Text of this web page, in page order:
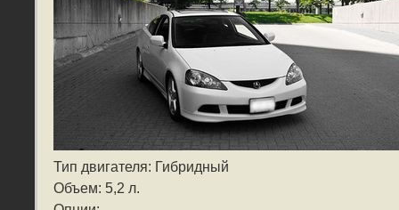
Тип двигателя: Гибридный
Объем: 5,2 л.